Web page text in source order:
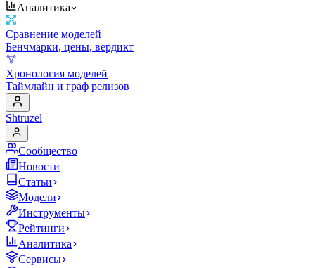
Аналитика
Сравнение моделей
Бенчмарки, цены, вердикт
Хронология моделей
Таймлайн и граф релизов
Shtruzel
Сообщество
Новости
Статьи
Модели
Инструменты
Рейтинги
Аналитика
Сервисы